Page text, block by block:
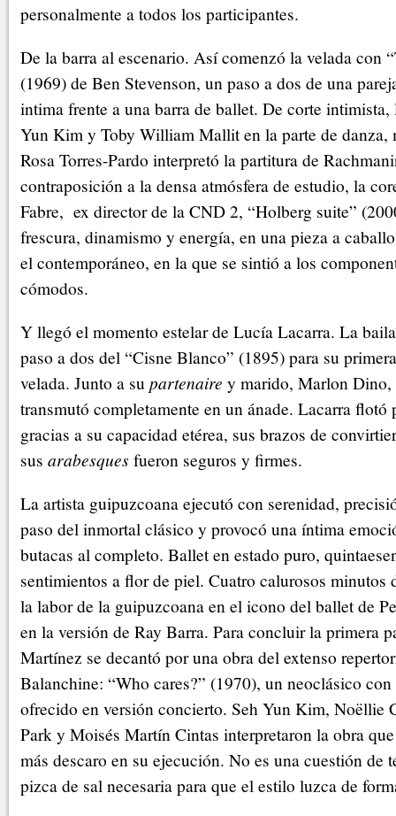
personalmente a todos los participantes.
De la barra al escenario. Así comenzó la velada con
(1969) de Ben Stevenson, un paso a dos de una
intima frente a una barra de ballet. De corte
Yun Kim y Toby William Mallit en la parte de danza,
Rosa Torres-Pardo interpretó la partitura de
contraposición a la densa atmósfera de estudio, la
Fabre, ex director de la CND 2, “Holberg suite”
frescura, dinamismo y energía, en una pieza a
el contemporáneo, en la que se sintió a los
cómodos.
Y llegó el momento estelar de Lucía Lacarra. La
paso a dos del “Cisne Blanco” (1895) para su
velada. Junto a su partenaire y marido, Marlon Dino,
transmutó completamente en un ánade. Lacarra flotó
gracias a su capacidad etérea, sus brazos de
sus arabesques fueron seguros y firmes.
La artista guipuzcoana ejecutó con serenidad,
paso del inmortal clásico y provocó una íntima
butacas al completo. Ballet en estado puro,
sentimientos a flor de piel. Cuatro calurosos minutos
la labor de la guipuzcoana en el icono del ballet de
en la versión de Ray Barra. Para concluir la primera
Martínez se decantó por una obra del extenso
Balanchine: “Who cares?” (1970), un neoclásico
ofrecido en versión concierto. Seh Yun Kim, Noëllie
Park y Moisés Martín Cintas interpretaron la obra
más descaro en su ejecución. No es una cuestión de
pizca de sal necesaria para que el estilo luzca de